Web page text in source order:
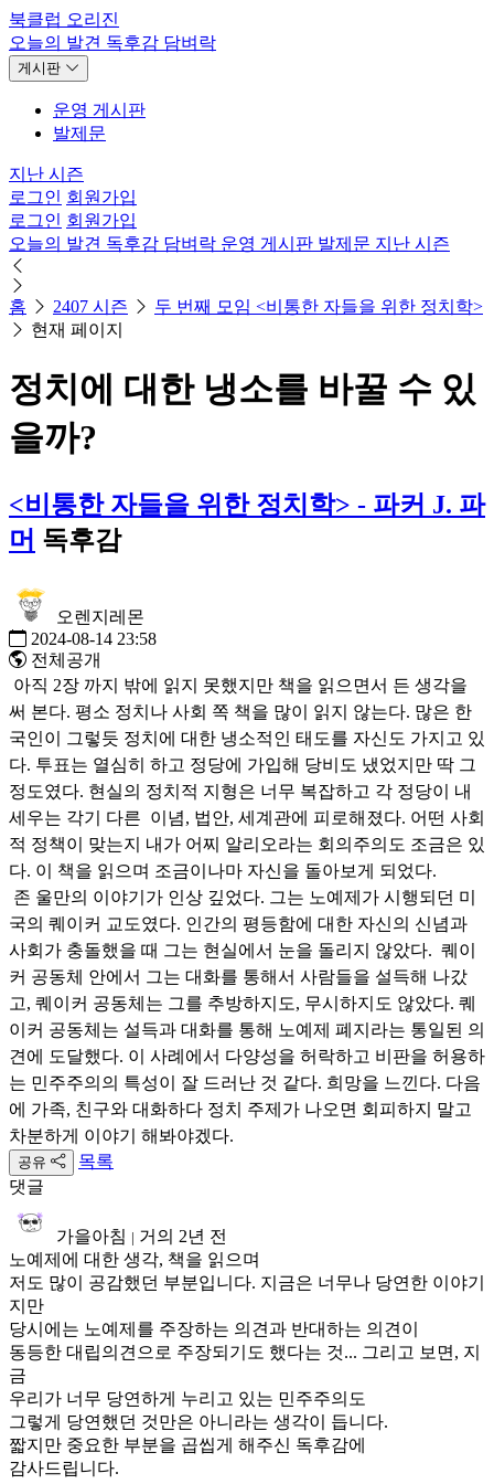
북클럽 오리진
오늘의 발견 독후감 담벼락
게시판
운영 게시판
발제문
지난 시즌
로그인 회원가입
로그인 회원가입
오늘의 발견 독후감 담벼락 운영 게시판 발제문 지난 시즌
홈 2407 시즌
두 번째 모임 <비통한 자들을 위한 정치학>
현재 페이지
정치에 대한 냉소를 바꿀 수 있
을까?
<비통한 자들을 위한 정치학> - 파커 J. 파
머 독후감
오렌지레몬
2024-08-14 23:58
전체공개
아직 2장 까지 밖에 읽지 못했지만 책을 읽으면서 든 생각을
써 본다. 평소 정치나 사회 쪽 책을 많이 읽지 않는다. 많은 한
국인이 그렇듯 정치에 대한 냉소적인 태도를 자신도 가지고 있
다. 투표는 열심히 하고 정당에 가입해 당비도 냈었지만 딱 그
정도였다. 현실의 정치적 지형은 너무 복잡하고 각 정당이 내
세우는 각기 다른 이념, 법안, 세계관에 피로해졌다. 어떤 사회
적 정책이 맞는지 내가 어찌 알리오라는 회의주의도 조금은 있
다. 이 책을 읽으며 조금이나마 자신을 돌아보게 되었다.
존 울만의 이야기가 인상 깊었다. 그는 노예제가 시행되던 미
국의 퀘이커 교도였다. 인간의 평등함에 대한 자신의 신념과
사회가 충돌했을 때 그는 현실에서 눈을 돌리지 않았다. 퀘이
커 공동체 안에서 그는 대화를 통해서 사람들을 설득해 나갔
고, 퀘이커 공동체는 그를 추방하지도, 무시하지도 않았다. 퀘
이커 공동체는 설득과 대화를 통해 노예제 폐지라는 통일된 의
견에 도달했다. 이 사례에서 다양성을 허락하고 비판을 허용하
는 민주주의의 특성이 잘 드러난 것 같다. 희망을 느낀다. 다음
에 가족, 친구와 대화하다 정치 주제가 나오면 회피하지 말고
차분하게 이야기 해봐야겠다.
공유
목록
댓글
가을아침 | 거의 2년 전
노예제에 대한 생각, 책을 읽으며
저도 많이 공감했던 부분입니다. 지금은 너무나 당연한 이야기
지만
당시에는 노예제를 주장하는 의견과 반대하는 의견이
동등한 대립의견으로 주장되기도 했다는 것... 그리고 보면, 지
금
우리가 너무 당연하게 누리고 있는 민주주의도
그렇게 당연했던 것만은 아니라는 생각이 듭니다.
짧지만 중요한 부분을 곱씹게 해주신 독후감에
감사드립니다.